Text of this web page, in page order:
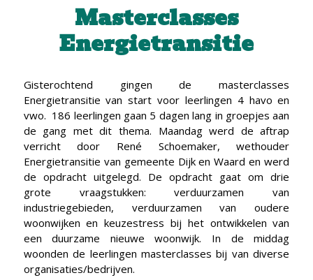
Masterclasses
Energietransitie
Gisterochtend gingen de masterclasses
Energietransitie van start voor leerlingen 4 havo en
vwo. 186 leerlingen gaan 5 dagen lang in groepjes aan
de gang met dit thema. Maandag werd de aftrap
verricht door René Schoemaker, wethouder
Energietransitie van gemeente Dijk en Waard en werd
de opdracht uitgelegd. De opdracht gaat om drie
grote vraagstukken: verduurzamen van
industriegebieden, verduurzamen van oudere
woonwijken en keuzestress bij het ontwikkelen van
een duurzame nieuwe woonwijk. In de middag
woonden de leerlingen masterclasses bij van diverse
organisaties/bedrijven.